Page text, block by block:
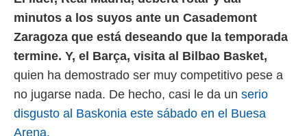
minutos a los suyos ante un Casademont
Zaragoza que está deseando que la temporada
termine. Y, el Barça, visita al Bilbao Basket,
quien ha demostrado ser muy competitivo pese a
no jugarse nada. De hecho, casi le da un serio
disgusto al Baskonia este sábado en el Buesa
Arena.